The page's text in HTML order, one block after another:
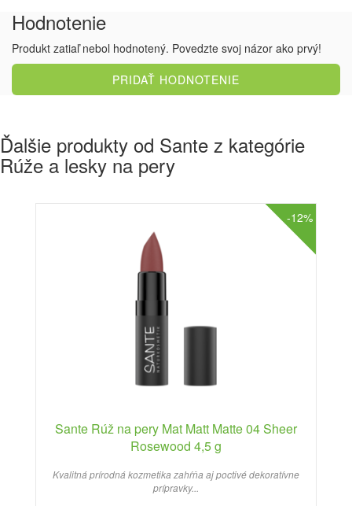
Hodnotenie
Produkt zatiaľ nebol hodnotený. Povedzte svoj názor ako prvý!
PRIDAŤ HODNOTENIE
Ďalšie produkty od Sante z kategórie
Rúže a lesky na pery
-12%
Sante Rúž na pery Mat Matt Matte 04 Sheer
Rosewood 4,5 g
Kvalitná prírodná kozmetika zahŕňa aj poctivé dekoratívne
prípravky...